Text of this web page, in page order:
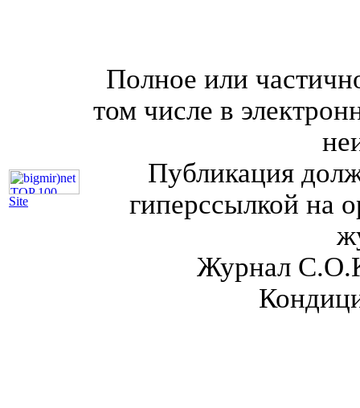
Site
Полное или
том числе в
Публикация
гиперссылкой на
Журнал